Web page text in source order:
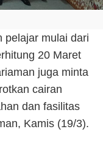
pelajar mulai dari
20 Maret
juga minta
cairan
dan fasilitas
Kamis (19/3).